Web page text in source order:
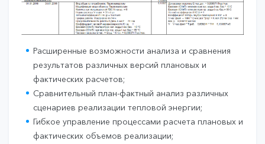
Расширенные возможности анализа и сравнения
результатов различных версий плановых и
фактических расчетов;
Сравнительный план-фактный анализ различных
сценариев реализации тепловой энергии;
Гибкое управление процессами расчета плановых и
фактических объемов реализации;